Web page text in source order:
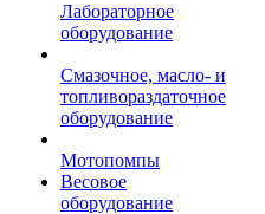
Лабораторное
оборудование
Смазочное, масло- и
топливораздаточное
оборудование
Мотопомпы
Весовое
оборудование